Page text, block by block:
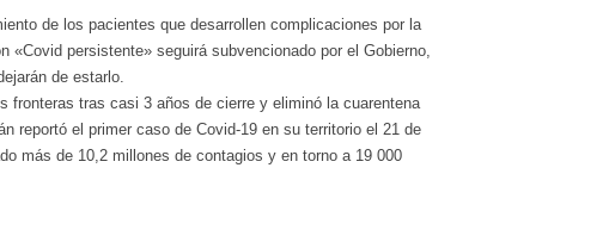
de los pacientes que desarrollen complicaciones por la
«Covid persistente» seguirá subvencionado por el Gobierno,
de estarlo.
fronteras tras casi 3 años de cierre y eliminó la cuarentena
reportó el primer caso de Covid-19 en su territorio el 21 de
más de 10,2 millones de contagios y en torno a 19 000